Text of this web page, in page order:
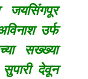
जयसिंंगपूर
उर्फ
सख्ख्या
देवून